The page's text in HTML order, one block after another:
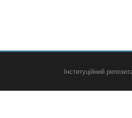
Інституційний